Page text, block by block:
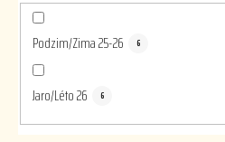
Podzim/Zima 25-26 6
Jaro/Léto 26 6